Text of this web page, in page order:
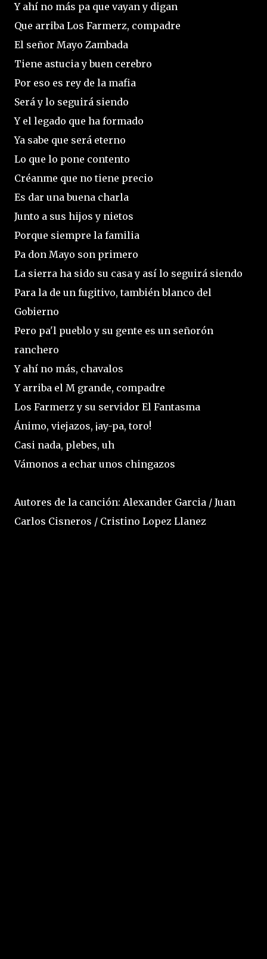
Y ahí no más pa que vayan y digan
Que arriba Los Farmerz, compadre
El señor Mayo Zambada
Tiene astucia y buen cerebro
Por eso es rey de la mafia
Será y lo seguirá siendo
Y el legado que ha formado
Ya sabe que será eterno
Lo que lo pone contento
Créanme que no tiene precio
Es dar una buena charla
Junto a sus hijos y nietos
Porque siempre la familia
Pa don Mayo son primero
La sierra ha sido su casa y así lo seguirá siendo
Para la de un fugitivo, también blanco del
Gobierno
Pero pa'l pueblo y su gente es un señorón
ranchero
Y ahí no más, chavalos
Y arriba el M grande, compadre
Los Farmerz y su servidor El Fantasma
Ánimo, viejazos, ¡ay-pa, toro!
Casi nada, plebes, uh
Vámonos a echar unos chingazos
Autores de la canción: Alexander Garcia / Juan
Carlos Cisneros / Cristino Lopez Llanez